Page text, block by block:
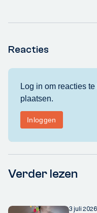
Reacties
Verder lezen
3 juli 2026